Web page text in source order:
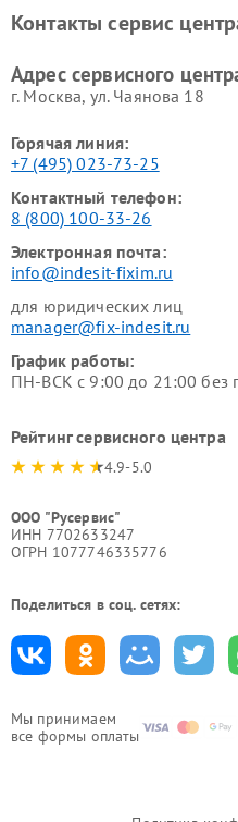
Мы принимаем
все формы оплаты
Indesit
Контакты сервис
Адрес сервисного
г. Москва, ул. Чаянова 18
Горячая линия:
+7 (495) 023-73-25
Контактный телефон:
8 (800) 100-33-26
Электронная почта:
info@indesit-fixim.ru
для юридических лиц
manager@fix-indesit.ru
График работы:
ПН-ВСК с 9:00 до 21:00 без
Рейтинг сервисного центра
4.9-5.0
ООО "Русервис"
ИНН 7702633247
ОГРН 1077746335776
Поделиться в соц. сетях: